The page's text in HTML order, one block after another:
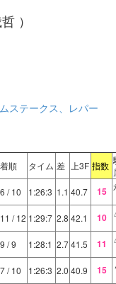
）
ステークス、レパー
着順 タイム 差 上3F 指数
6 / 10 1:26:3 1.1 40.7 15
11 / 12 1:29:7 2.8 42.1 10
9 / 9 1:28:1 2.741.5 11
7/ 10 1:26:3 2.0 40.9 15